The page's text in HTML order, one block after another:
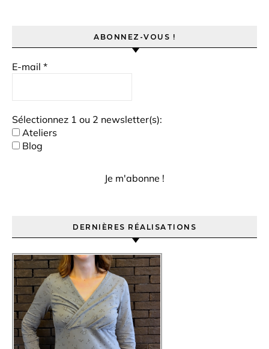
ABONNEZ-VOUS !
E-mail *
Sélectionnez 1 ou 2 newsletter(s):
Ateliers
Blog
DERNIÈRES RÉALISATIONS